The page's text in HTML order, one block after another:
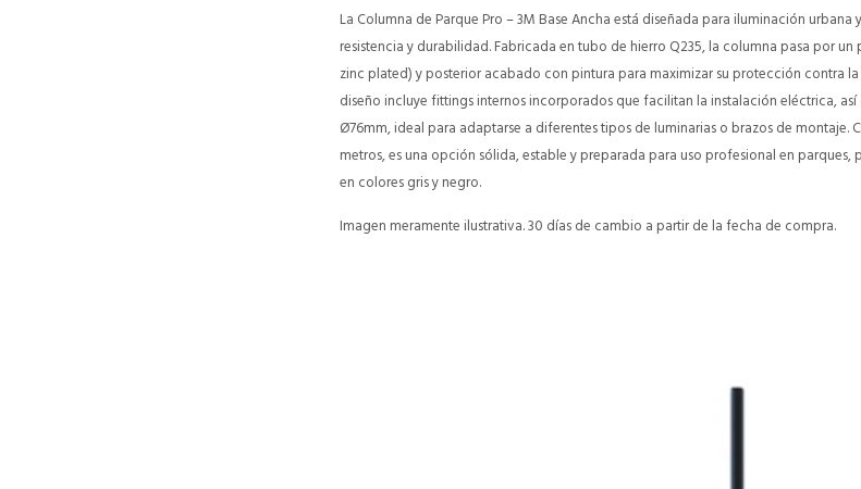
La Columna de Parque Pro – 3M Base Ancha está diseñada para iluminación
resistencia y durabilidad. Fabricada en tubo de hierro Q235, la columna pasa por
zinc plated) y posterior acabado con pintura para maximizar su protección contra
diseño incluye fittings internos incorporados que facilitan la instalación eléctrica,
Ø76mm, ideal para adaptarse a diferentes tipos de luminarias o brazos de montaje.
metros, es una opción sólida, estable y preparada para uso profesional en parques,
en colores gris y negro.
Imagen meramente ilustrativa. 30 días de cambio a partir de la fecha de compra.